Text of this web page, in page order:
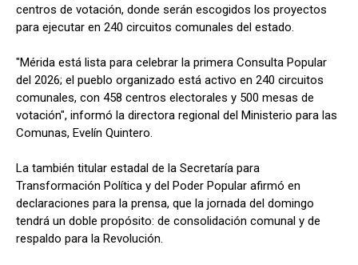
centros de votación, donde serán escogidos los proyectos
para ejecutar en 240 circuitos comunales del estado.
"Mérida está lista para celebrar la primera Consulta Popular
del 2026; el pueblo organizado está activo en 240 circuitos
comunales, con 458 centros electorales y 500 mesas de
votación", informó la directora regional del Ministerio para las
Comunas, Evelín Quintero.
La también titular estadal de la Secretaría para
Transformación Política y del Poder Popular afirmó en
declaraciones para la prensa, que la jornada del domingo
tendrá un doble propósito: de consolidación comunal y de
respaldo para la Revolución.